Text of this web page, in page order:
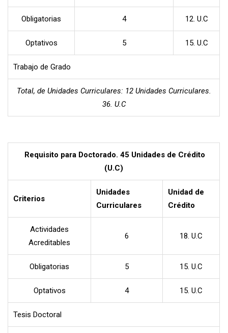
Obligatorias 4 12. U.C
Optativos 5 15. U.C
Trabajo de Grado
Total, de Unidades Curriculares: 12 Unidades Curriculares.
36. U.C
Requisito para Doctorado. 45 Unidades de Crédito
(U.C)
Criterios
Unidades
Curriculares
Unidad de
Crédito
Actividades
Acreditables
6 18. U.C
Obligatorias 5 15. U.C
Optativos 4 15. U.C
Tesis Doctoral